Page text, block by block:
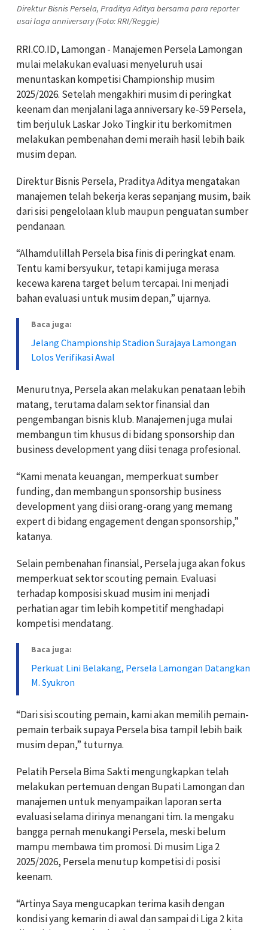
Direktur Bisnis Persela, Praditya Aditya bersama para reporter
usai laga anniversary (Foto: RRI/Reggie)
RRI.CO.ID, Lamongan - Manajemen Persela Lamongan
mulai melakukan evaluasi menyeluruh usai
menuntaskan kompetisi Championship musim
2025/2026. Setelah mengakhiri musim di peringkat
keenam dan menjalani laga anniversary ke-59 Persela,
tim berjuluk Laskar Joko Tingkir itu berkomitmen
melakukan pembenahan demi meraih hasil lebih baik
musim depan.
Direktur Bisnis Persela, Praditya Aditya mengatakan
manajemen telah bekerja keras sepanjang musim, baik
dari sisi pengelolaan klub maupun penguatan sumber
pendanaan.
“Alhamdulillah Persela bisa finis di peringkat enam.
Tentu kami bersyukur, tetapi kami juga merasa
kecewa karena target belum tercapai. Ini menjadi
bahan evaluasi untuk musim depan,” ujarnya.
Baca juga:
Jelang Championship Stadion Surajaya Lamongan
Lolos Verifikasi Awal
Menurutnya, Persela akan melakukan penataan lebih
matang, terutama dalam sektor finansial dan
pengembangan bisnis klub. Manajemen juga mulai
membangun tim khusus di bidang sponsorship dan
business development yang diisi tenaga profesional.
“Kami menata keuangan, memperkuat sumber
funding, dan membangun sponsorship business
development yang diisi orang-orang yang memang
expert di bidang engagement dengan sponsorship,”
katanya.
Selain pembenahan finansial, Persela juga akan fokus
memperkuat sektor scouting pemain. Evaluasi
terhadap komposisi skuad musim ini menjadi
perhatian agar tim lebih kompetitif menghadapi
kompetisi mendatang.
Baca juga:
Perkuat Lini Belakang, Persela Lamongan Datangkan
M. Syukron
“Dari sisi scouting pemain, kami akan memilih pemain-
pemain terbaik supaya Persela bisa tampil lebih baik
musim depan,” tuturnya.
Pelatih Persela Bima Sakti mengungkapkan telah
melakukan pertemuan dengan Bupati Lamongan dan
manajemen untuk menyampaikan laporan serta
evaluasi selama dirinya menangani tim. Ia mengaku
bangga pernah menukangi Persela, meski belum
mampu membawa tim promosi. Di musim Liga 2
2025/2026, Persela menutup kompetisi di posisi
keenam.
“Artinya Saya mengucapkan terima kasih dengan
kondisi yang kemarin di awal dan sampai di Liga 2 kita